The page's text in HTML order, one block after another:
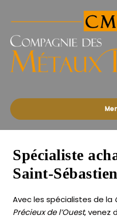
des
Précieux
l'Ouest
Spécialiste
Saint-
Avec les spécialistes de la
Précieux de l’Ouest, venez